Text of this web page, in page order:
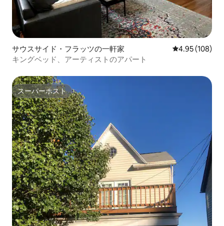
サウスサイド・フラッツの一軒家 レビュー108
4.95 (108)
キングベッド、アーティストのアパート
スーパーホスト
スーパーホスト